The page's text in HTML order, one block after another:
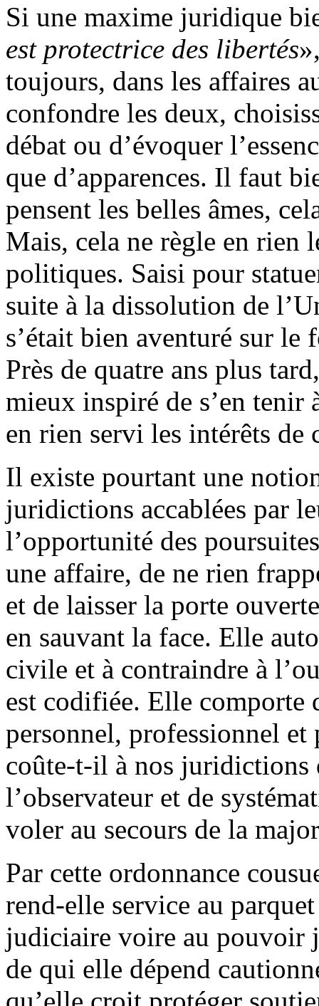
Si une maxime juridique
est protectrice des libertés
toujours, dans les affaires
confondre les deux,
débat ou d’évoquer
que d’apparences. Il faut
pensent les belles âmes,
Mais, cela ne règle en rien
politiques. Saisi pour
suite à la dissolution de
s’était bien aventuré sur
Près de quatre ans plus
mieux inspiré de s’en tenir
en rien servi les intérêts
Il existe pourtant une
juridictions accablées par
l’opportunité des
une affaire, de ne rien
et de laisser la porte
en sauvant la face. Elle
civile et à contraindre à
est codifiée. Elle comporte
personnel, professionnel
coûte-t-il à nos juridictions
l’observateur et de
voler au secours de la
Par cette ordonnance
rend-elle service au
judiciaire voire au pouvoir
de qui elle dépend